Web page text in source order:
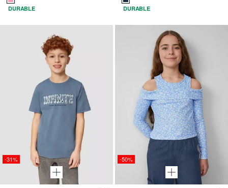
DURABLE DURABLE
-31% -50%